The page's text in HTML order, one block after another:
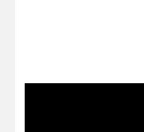
2022